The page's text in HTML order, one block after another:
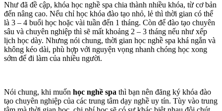
Như đã đề cập, khóa học nghề spa chia thành nhiều khóa, từ cơ bản
đến nâng cao. Nếu chỉ học khóa đào tạo nhỏ, lẻ thì thời gian có thể
là 3 – 4 buổi học hoặc vài tuần đến 1 tháng. Còn để đào tạo chuyên
sâu và chuyên nghiệp thì sẽ mất khoảng 2 – 3 tháng nếu như xếp
lịch học dày. Nhưng nói chung, thời gian học nghề spa khá ngắn và
không kéo dài, phù hợp với nguyện vọng nhanh chóng học xong
sớm để đi làm của nhiều người.
Nói chung, khi muốn học nghề spa thì bạn nên đăng ký khóa đào
tạo chuyên nghiệp của các trung tâm dạy nghề uy tín. Tùy vào trung